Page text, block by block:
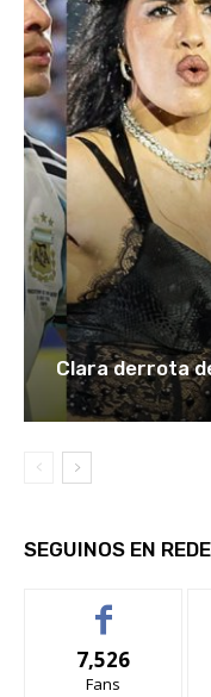
Clara derrota
SEGUINOS EN
7,526
Fans